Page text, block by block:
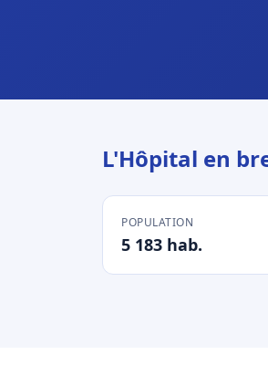
L'Hôpital en
POPULATION
5 183 hab.